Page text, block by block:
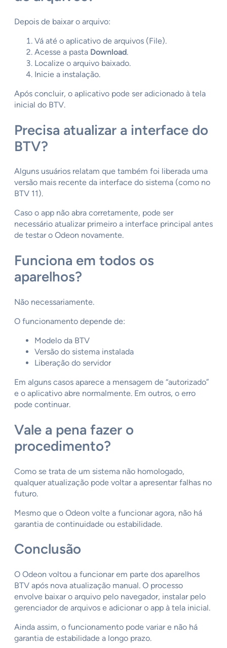
Depois de baixar o arquivo:
Vá até o aplicativo de arquivos (File).
Acesse a pasta Download.
Localize o arquivo baixado.
Inicie a instalação.
Após concluir, o aplicativo pode ser adicionado à tela
inicial do BTV.
Precisa atualizar a interface do
BTV?
Alguns usuários relatam que também foi liberada uma
versão mais recente da interface do sistema (como no
BTV 11).
Caso o app não abra corretamente, pode ser
necessário atualizar primeiro a interface principal antes
de testar o Odeon novamente.
Funciona em todos os
aparelhos?
Não necessariamente.
O funcionamento depende de:
Modelo da BTV
Versão do sistema instalada
Liberação do servidor
Em alguns casos aparece a mensagem de “autorizado”
e o aplicativo abre normalmente. Em outros, o erro
pode continuar.
Vale a pena fazer o
procedimento?
Como se trata de um sistema não homologado,
qualquer atualização pode voltar a apresentar falhas no
futuro.
Mesmo que o Odeon volte a funcionar agora, não há
garantia de continuidade ou estabilidade.
Conclusão
O Odeon voltou a funcionar em parte dos aparelhos
BTV após nova atualização manual. O processo
envolve baixar o arquivo pelo navegador, instalar pelo
gerenciador de arquivos e adicionar o app à tela inicial.
Ainda assim, o funcionamento pode variar e não há
garantia de estabilidade a longo prazo.